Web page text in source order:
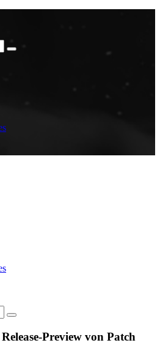
Preview von Patch